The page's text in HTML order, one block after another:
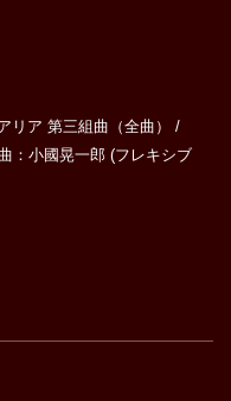
リア 第三組曲（全曲） /
：小國晃一郎 (フレキシブ